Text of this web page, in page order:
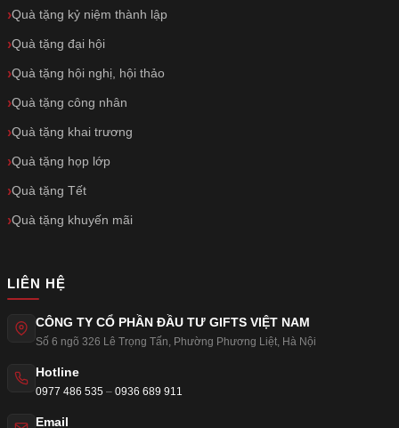
Quà tặng kỷ niệm thành lập
Quà tặng đại hội
Quà tặng hội nghị, hội thảo
Quà tặng công nhân
Quà tặng khai trương
Quà tặng họp lớp
Quà tặng Tết
Quà tặng khuyến mãi
LIÊN HỆ
CÔNG TY CỔ PHẦN ĐẦU TƯ GIFTS VIỆT NAM
Số 6 ngõ 326 Lê Trọng Tấn, Phường Phương Liệt, Hà Nội
Hotline
0977 486 535 – 0936 689 911
Email